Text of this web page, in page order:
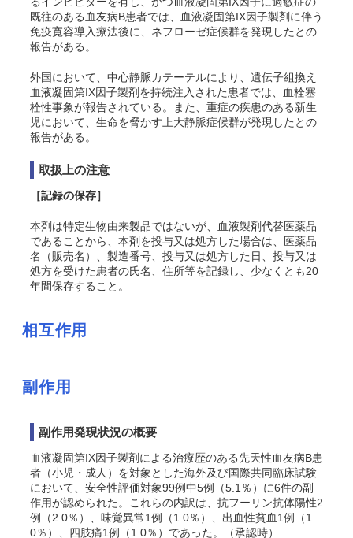
既往のある血友病B患者では、血液凝固第IX因子製剤に伴う
免疫寛容導入療法後に、ネフローゼ症候群を発現したとの
報告がある 。
外国において、中心静脈カテーテルにより、遺伝子組換え
血液凝固第IX因子製剤を持続注入された患者では、血栓塞
栓性事象が報告されている。また、重症の疾患のある新生
児において、生命を脅かす上大静脈症候群が発現したとの
報告がある 。
取扱上の注意
［記録の保存］
本剤は特定生物由来製品ではないが、血液製剤代替医薬品
であることから、本剤を投与又は処方した場合は、医薬品
名（販売名）、製造番号、投与又は処方した日、投与又は
処方を受けた患者の氏名、住所等を記録し、少なくとも20
年間保存すること。
相互作用
副作用
副作用発現状況の概要
血液凝固第IX因子製剤による治療歴のある先天性血友病B患
者（小児・成人）を対象とした海外及び国際共同臨床試験
において、安全性評価対象99例中5例（5.1％）に6件の副
作用が認められた。これらの内訳は、抗フーリン抗体陽性2
例（2.0％）、味覚異常1例（1.0％）、出血性貧血1例（1.
0％）、四肢痛1例（1.0％）であった。（承認時）